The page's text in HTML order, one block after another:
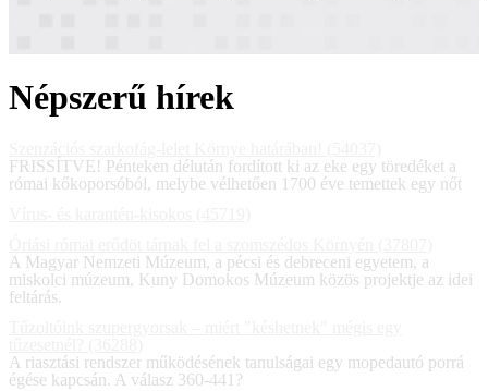
Népszerű hírek
FRISSÍTVE! Pénteken délután fordított ki az eke egy töredéket a
római kőkoporsóból, melybe vélhetően 1700 éve temettek egy nőt
A Magyar Nemzeti Múzeum, a pécsi és debreceni egyetem, a
miskolci múzeum, Kuny Domokos Múzeum közös projektje az idei
feltárás.
A riasztási rendszer működésének tanulságai egy mopedautó porrá
égése kapcsán. A válasz 360-441?